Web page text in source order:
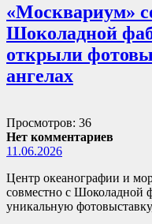
«Москвариум»
Шоколадной
открыли
ангелах
Просмотров: 36
Нет комментариев
11.06.2026
Центр океанографии и
совместно с Шоколадной
уникальную